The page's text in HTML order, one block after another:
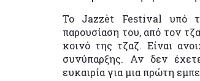
Το Jazzèt Festival υπό
παρουσίαση του, από τον
κοινό της τζαζ. Είναι
συνύπαρξης. Αν δεν
ευκαιρία για μια πρώτη